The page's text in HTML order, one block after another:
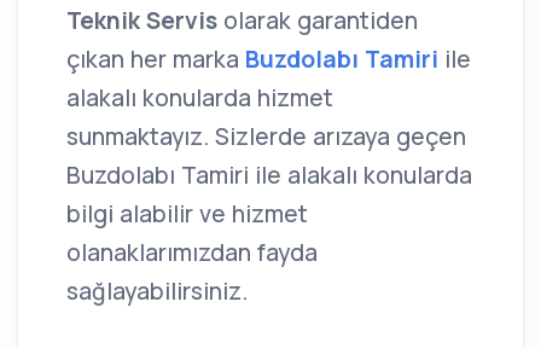
Teknik Servis olarak garantiden
çıkan her marka Buzdolabı Tamiri ile
alakalı konularda hizmet
sunmaktayız. Sizlerde arızaya geçen
Buzdolabı Tamiri ile alakalı konularda
bilgi alabilir ve hizmet
olanaklarımızdan fayda
sağlayabilirsiniz.